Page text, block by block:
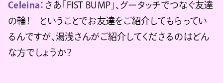
Celeina： さあ「FIST BUMP」、グータッチでつなぐ友達
の輪！ ということでお友達をご紹介してもらってい
るんですが、湯浅さんがご紹介してくださるのはどん
な方でしょうか？